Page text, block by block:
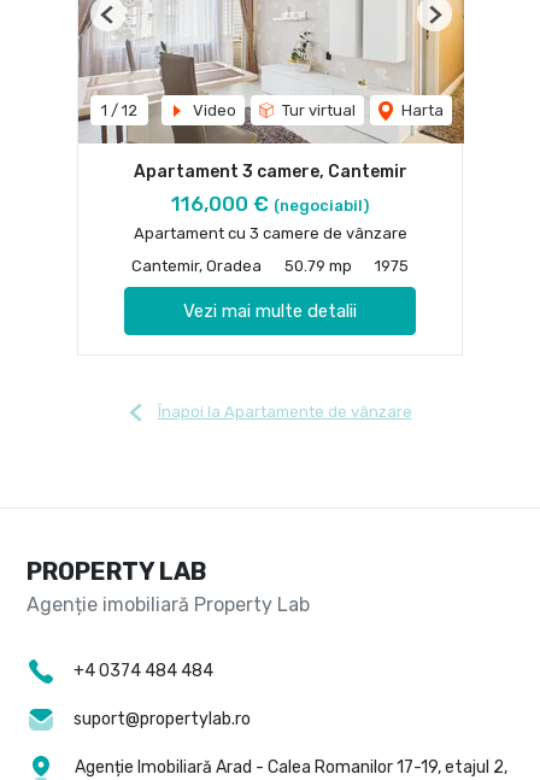
1 / 12 Video Tur virtual Harta
Previous Next
Apartament 3 camere, Cantemir
116,000 € (negociabil)
Apartament cu 3 camere de vânzare
Cantemir, Oradea
50.79 mp 1975
Vezi mai multe detalii
Înapoi la Apartamente de vânzare
PROPERTY LAB
+4 0374 484 484
suport@propertylab.ro
Agenție Imobiliară Arad - Calea Romanilor 17-19, etajul 2,